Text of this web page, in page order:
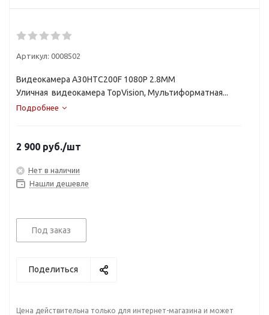
Артикул: 0008502
Видеокамера A30HTC200F 1080P 2.8MM
Уличная видеокамера TopVision, Мультиформатная...
Подробнее
2 900 руб./шт
Нет в наличии
Нашли дешевле
Под заказ
Поделиться
Цена действительна только для интернет-магазина и может